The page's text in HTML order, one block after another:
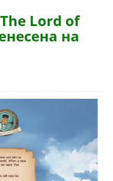
Lord of
на